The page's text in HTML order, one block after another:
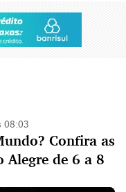
08:03
Confira as
Alegre de 6 a 8